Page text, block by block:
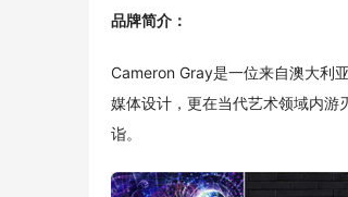
品牌简介：
Cameron Gray是一位来自澳大利
媒体设计，更在当代艺术领域内游
诣。